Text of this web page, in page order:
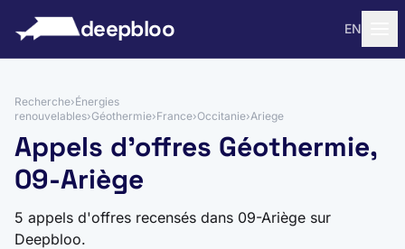
deepbloo EN
Recherche›Énergies
renouvelables›Géothermie›France›Occitanie›Ariege
Appels d'offres Géothermie,
09-Ariège
5 appels d'offres recensés dans 09-Ariège sur
Deepbloo.